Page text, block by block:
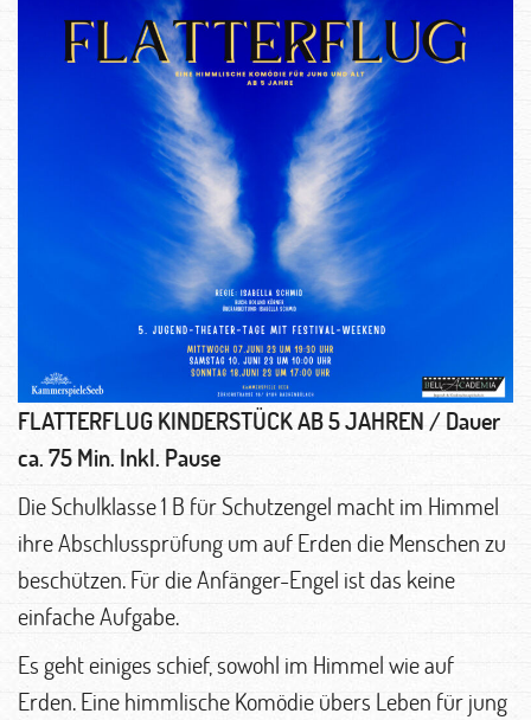
FLATTERFLUGKINDERSTÜCK AB 5 JAHREN / Dauer
ca. 75 Min. Inkl. Pause
Die Schulklasse 1 B für Schutzengel macht im Himmel
ihre Abschlussprüfung um auf Erden die Menschen zu
beschützen. Für die Anfänger-Engel ist das keine
einfache Aufgabe.
Es geht einiges schief, sowohl im Himmel wie auf
Erden. Eine himmlische Komödie übers Leben für jung